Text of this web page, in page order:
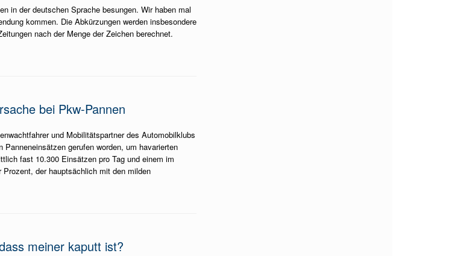
in der deutschen Sprache besungen. Wir haben mal
kommen. Die Abkürzungen werden insbesondere
nach der Menge der Zeichen berechnet.
bei Pkw-Pannen
und Mobilitätspartner des Automobilklubs
gerufen worden, um havarierten
fast 10.300 Einsätzen pro Tag und einem im
der hauptsächlich mit den milden
meiner kaputt ist?